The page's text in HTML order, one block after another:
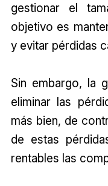
gestionar el
objetivo es
y evitar pérdidas
Sin embargo, la
eliminar las
más bien, de
de estas
rentables las